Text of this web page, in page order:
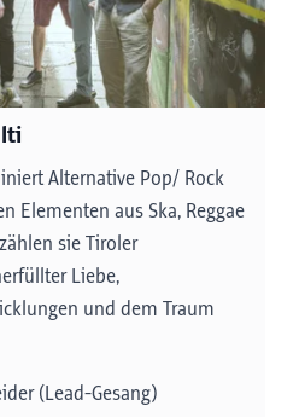
Programm am Bahnhof
musikalischen
Kunstausstellung.
Freiwilligen Feuerwehr
auch beim
ausprobieren.
Söller Plattler mit
Unterhaltung
Alternative Pop/ Rock
Elementen aus Ska, Reggae
sie Tiroler
Liebe,
und dem Traum
(Lead-Gesang)